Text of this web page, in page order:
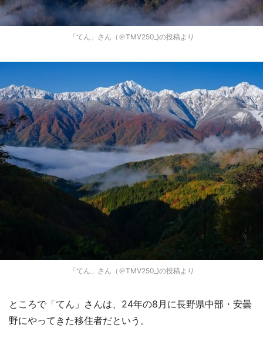
「てん」さん（＠TMV250_)の投稿より
「てん」さん（＠TMV250_)の投稿より
ところで「てん」さんは、24年の8月に長野県中部・安曇
野にやってきた移住者だという。